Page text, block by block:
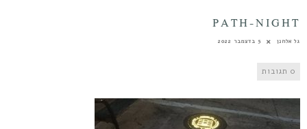
PATH-NIGHT
גל אלחנן 5 בדצמבר 2022
0 תגובות